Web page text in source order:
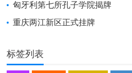
匈牙利第七所孔子学院揭牌
重庆两江新区正式挂牌
标签列表